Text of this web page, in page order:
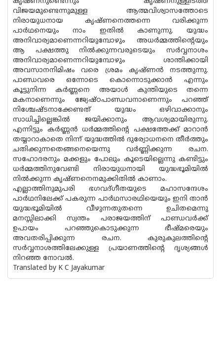
വിജയമുണ്ടെന്നുമുള്ള ആത്മവിശ്വാസത്തോടെ
നിരായുധനായ കൃഷ്ണനെത്തന്നെ വരിക്കുന്ന
പാര്‍ഥനെയും നാം ഇതില്‍ കാണുന്നു. യുദ്ധം
അനിവാര്യമാണെന്നറിയുമ്പോഴും അധര്‍മ്മത്തിന്റെയും
ആ പക്ഷത്തു നില്‍ക്കുന്നവരുടെയും സര്‍വ്വനാശം
അനിവാര്യമാണെന്നറിയുമ്പോഴും ശാന്തിക്കായി
അവസാനനിമിഷം വരെ ശ്രമം കൃഷ്ണന്‍ നടത്തുന്നു.
പാണ്ഡവരെ ഒന്നോടെ കൊന്നൊടുക്കാന്‍ എന്നും
കൂട്ടുനിന്ന കര്‍ണ്ണനെ അയാള്‍ കുന്തിയുടെ തന്നെ
മകനാണെന്നും ജ്യേഷ്ഠപാണ്ഡവനാണെന്നും പറഞ്ഞ്
നിശ്ചേഷ്ടനാക്കേണ്ടത് യുദ്ധം ഒഴിവാക്കാനും
സാധിച്ചില്ലെങ്കില്‍ ജയിക്കാനും ആവശ്യമായിരുന്നു.
എന്നിട്ടും കര്‍ണ്ണന്‍ ധര്‍മ്മത്തിന്റെ പക്ഷത്തേക്ക് മാറാന്‍
തയ്യാറാകാതെ നിന്ന് യുദ്ധത്തില്‍ ദുര്യോധനനെ തീര്‍ത്തും
ചതിക്കുന്നതെങ്ങനെയെന്നു വര്‍ണ്ണിക്കുന്ന രചന.
സഹോദരനും മക്കളും പോലും കൂടെയില്ലെന്നു കണ്ടിട്ടും
ധര്‍മ്മത്തിനുവേണ്ടി നിരായുധനായി യുദ്ധഭൂമിയില്‍
നില്‍ക്കുന്ന കൃഷ്ണനെനമുക്കിതില്‍ കാണാം.
എല്ലാത്തിനുമുപരി ഭഗവദ്ഗീതയുടെ മഹാസന്ദേശം
പാര്‍ഥനിലേക്ക് പകരുന്ന പാര്‍ഥസാരഥിയെയും ഇനി താന്‍
യുദ്ധഭൂമിയില്‍ വീഴുന്നതുതന്നെ ഉചിതമെന്നു
മനസ്സിലാക്കി സ്വന്തം പരാജയത്തിന് പാണ്ഡവര്‍ക്ക്
ഉപായം പറഞ്ഞുകൊടുക്കുന്ന ഭീഷ്മരെയും
അവതരിപ്പിക്കുന്ന രചന. കുരുകുലത്തിന്റെ
സര്‍വ്വനാശത്തിലേക്കുള്ള പ്രയാണത്തിന്റെ ദൃശ്യങ്ങള്‍
നിറഞ്ഞ നോവല്‍.
Translated by K C Jayakumar